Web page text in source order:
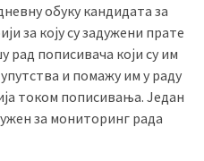
обуку кандидата за
за коју су задужени прате
пописивача који су им
и помажу им у раду
током пописивања. Један
за мониторинг рада